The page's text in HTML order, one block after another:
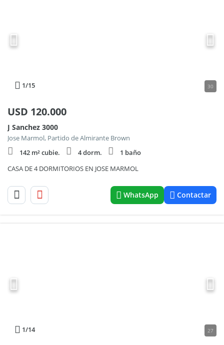
1/15 30
USD 120.000
J Sanchez 3000
Jose Marmol, Partido de Almirante Brown
142 m² cubie.
4 dorm.
1 baño
CASA DE 4 DORMITORIOS EN JOSE MARMOL
WhatsApp Contactar
1/14 27